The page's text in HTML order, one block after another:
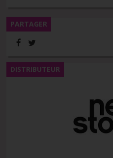
PARTAGER
DISTRIBUTEUR